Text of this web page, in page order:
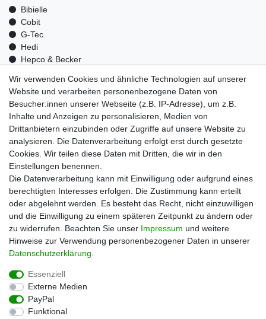
Bibielle
Cobit
G-Tec
Hedi
Hepco & Becker
Optrel
Pressol
Telwin
Mehr über uns
Zahlungsarten
Versand
Kontakt
Unsere Kaufabwicklung ist durch SSL gesichert
Impressum
Wir verwenden Cookies und ähnliche Technologien auf unserer
Website und verarbeiten personenbezogene Daten von
Besucher:innen unserer Webseite (z.B. IP-Adresse), um z.B.
Inhalte und Anzeigen zu personalisieren, Medien von
Drittanbietern einzubinden oder Zugriffe auf unsere Website zu
analysieren. Die Datenverarbeitung erfolgt erst durch gesetzte
Cookies. Wir teilen diese Daten mit Dritten, die wir in den
Einstellungen benennen.
Die Datenverarbeitung kann mit Einwilligung oder aufgrund eines
berechtigten Interesses erfolgen. Die Zustimmung kann erteilt
oder abgelehnt werden. Es besteht das Recht, nicht einzuwilligen
und die Einwilligung zu einem späteren Zeitpunkt zu ändern oder
zu widerrufen. Beachten Sie unser Impressum und weitere
Hinweise zur Verwendung personenbezogener Daten in unserer
Daten­schutz­erklärung
Essenziell
Externe Medien
PayPal
Funktional